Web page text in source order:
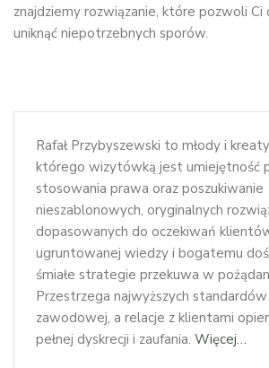
znajdziemy rozwiązanie, które pozwoli Ci
uniknąć niepotrzebnych sporów.
Rafał Przybyszewski to młody i
którego wizytówką jest umiejętność
stosowania prawa oraz poszukiwanie
nieszablonowych, oryginalnych
dopasowanych do oczekiwań
ugruntowanej wiedzy i bogatemu
śmiałe strategie przekuwa w
Przestrzega najwyższych
zawodowej, a relacje z klientami
pełnej dyskrecji i zaufania. Więcej…